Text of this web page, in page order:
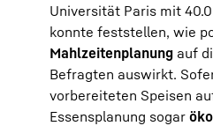
Universität Paris mit
konnte feststellen, wie
Mahlzeitenplanung auf
Befragten auswirkt.
vorbereiteten Speisen
Essensplanung sogar